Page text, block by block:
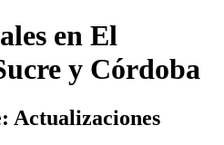
en El
y Córdoba
Actualizaciones